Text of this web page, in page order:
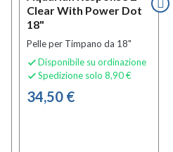
Clear With Power Dot
18"
Pelle per Timpano da 18"
 Disponibile su ordinazione
 Spedizione solo 8,90 €
34,50 €